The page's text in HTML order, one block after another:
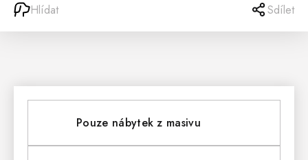
Hlídat Sdílet
Pouze nábytek z masivu